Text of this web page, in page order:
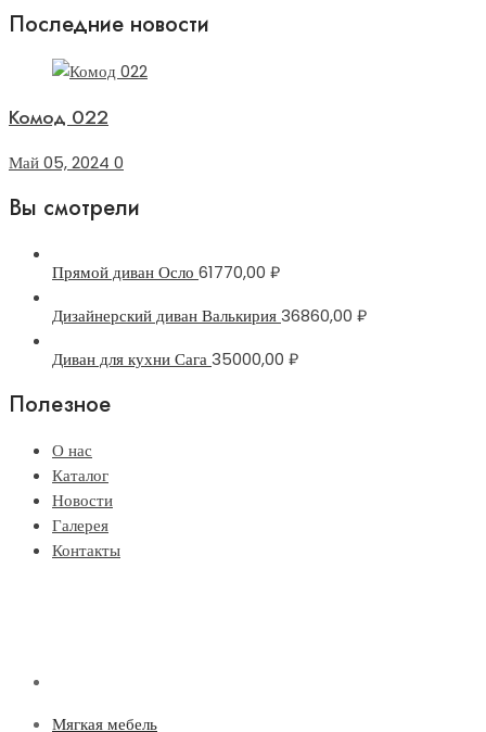
Последние новости
Комод 022
Май 05, 2024 0
Вы смотрели
Прямой диван Осло 61770,00 ₽
Дизайнерский диван Валькирия36860,00 ₽
Диван для кухни Сага35000,00 ₽
Полезное
О нас
Каталог
Новости
Галерея
Контакты
Мягкая мебель